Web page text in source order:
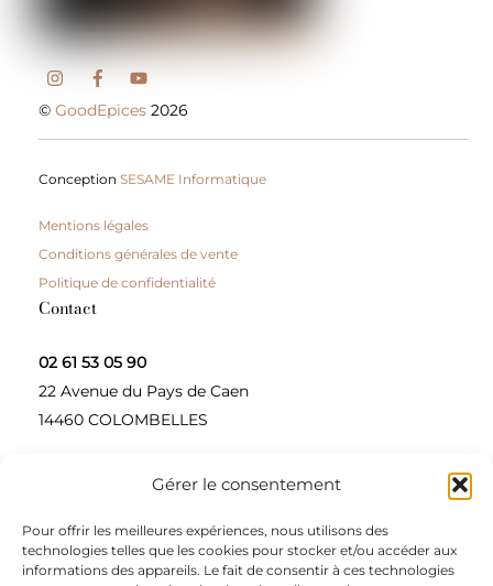
Gérer le consentement
Pour offrir les meilleures expériences, nous utilisons des
technologies telles que les cookies pour stocker et/ou accéder aux
informations des appareils. Le fait de consentir à ces technologies
©GoodEpices 2026
ConceptionSESAME Informatique
Mentions légales
Conditions générales de vente
Politique de confidentialité
Contact
02 61 53 05 90
22 Avenue du Pays de Caen
14460 COLOMBELLES
Contactez-nous
A propos